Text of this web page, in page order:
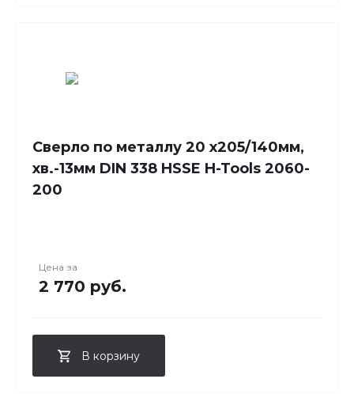
Сверло по металлу 20 x205/140мм,
хв.-13мм DIN 338 HSSE H-Tools 2060-
200
Цена за
2 770 руб.
В корзину